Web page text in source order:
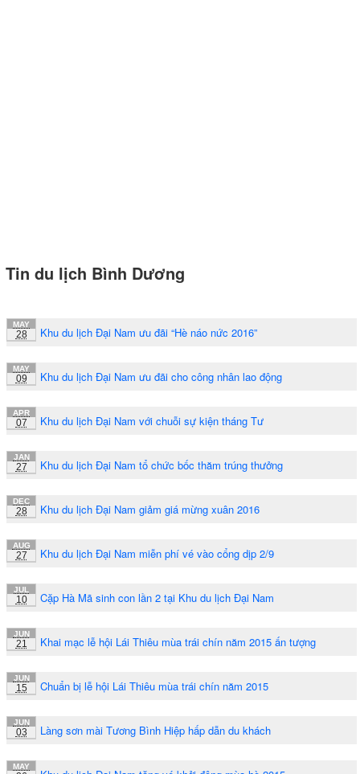
Tin du lịch Bình Dương
MAY
28 Khu du lịch Đại Nam ưu đãi “Hè náo nức 2016”
MAY
09 Khu du lịch Đại Nam ưu đãi cho công nhân lao động
APR
07 Khu du lịch Đại Nam với chuỗi sự kiện tháng Tư
JAN
27 Khu du lịch Đại Nam tổ chức bốc thăm trúng thưởng
DEC
28 Khu du lịch Đại Nam giảm giá mừng xuân 2016
AUG
27 Khu du lịch Đại Nam miễn phí vé vào cổng dịp 2/9
JUL
10 Cặp Hà Mã sinh con lần 2 tại Khu du lịch Đại Nam
JUN
21 Khai mạc lễ hội Lái Thiêu mùa trái chín năm 2015 ấn tượng
JUN
15 Chuẩn bị lễ hội Lái Thiêu mùa trái chín năm 2015
JUN
03 Làng sơn mài Tương Bình Hiệp hấp dẫn du khách
MAY